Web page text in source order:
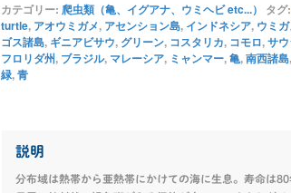
カテゴリー: 爬虫類（亀、イグアナ、ウミヘビ etc...） タグ:
turtle, アオウミガメ, アセンション島, インドネシア, ウミ
ゴス諸島, ギニアビサウ, グリーン, コスタリカ, コモロ,サ
フロリダ州, ブラジル, マレーシア, ミャンマー,亀,南西諸島,
緑,青
説明
分布域は熱帯から亜熱帯にかけての海に生息。寿命は80